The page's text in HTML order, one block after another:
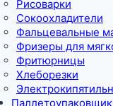
Рисоварки
Сокоохладители
Фальцевальные
Фризеры для
Фритюрницы
Хлеборезки